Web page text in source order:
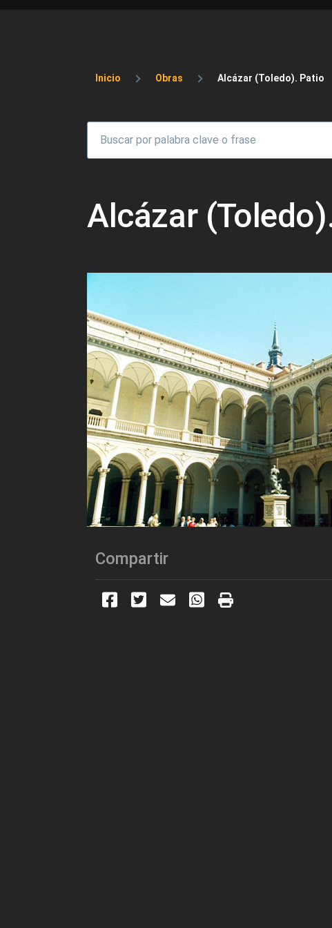
Sobrescribir enlaces de
Inicio Obras Alcázar (Toledo). Patio
Alcázar
Compartir